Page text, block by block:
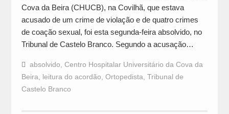
Cova da Beira (CHUCB), na Covilhã, que estava
acusado de um crime de violação e de quatro crimes
de coação sexual, foi esta segunda-feira absolvido, no
Tribunal de Castelo Branco. Segundo a acusação…
absolvido Centro Hospitalar Universitário da Cova da
Beira
leitura do acordão Ortopedista Tribunal de
Castelo Branco